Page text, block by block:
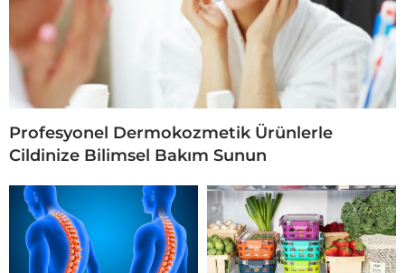
Profesyonel Dermokozmetik Ürünlerle
Cildinize Bilimsel Bakım Sunun